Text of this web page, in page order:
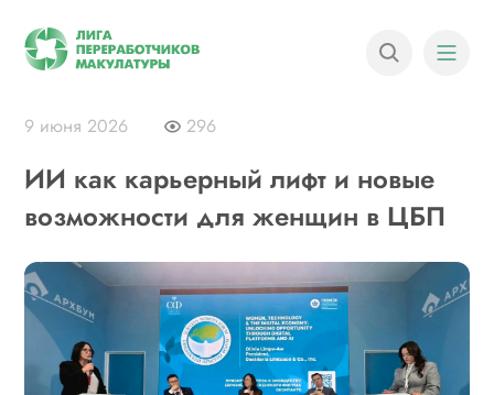
9 июня 2026 296
ИИ как карьерный лифт и новые
возможности для женщин в ЦБП